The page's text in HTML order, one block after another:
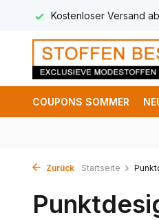
Kostenloser Versand
COUPONS SOMMER
Zurück Startseite